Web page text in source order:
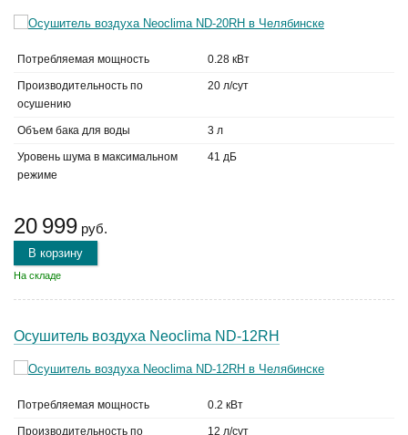
Потребляемая мощность 0.28 кВт
Производительность по
осушению
20 л/сут
Объем бака для воды 3 л
Уровень шума в максимальном
режиме
41 дБ
20 999 руб.
В корзину
На складе
Осушитель воздуха Neoclima ND-12RH
Потребляемая мощность 0.2 кВт
Производительность по
12 л/сут